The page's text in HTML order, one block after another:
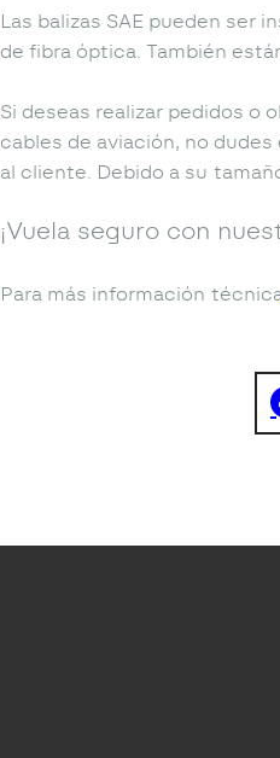
Las balizas SAE pueden ser
de fibra óptica. También
Si deseas realizar pedidos o
cables de aviación, no
al cliente. Debido a su
¡Vuela seguro con
Para más información